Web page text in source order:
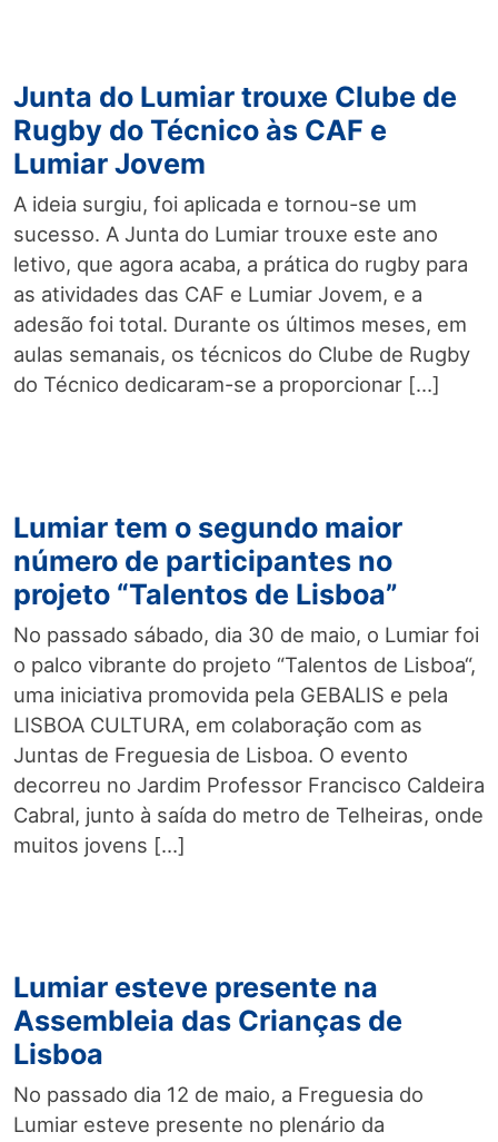
Junta do Lumiar trouxe Clube de
Rugby do Técnico às CAF e
Lumiar Jovem
A ideia surgiu, foi aplicada e tornou-se um
sucesso. A Junta do Lumiar trouxe este ano
letivo, que agora acaba, a prática do rugby para
as atividades das CAF e Lumiar Jovem, e a
adesão foi total. Durante os últimos meses, em
aulas semanais, os técnicos do Clube de Rugby
do Técnico dedicaram-se a proporcionar […]
Lumiar tem o segundo maior
número de participantes no
projeto “Talentos de Lisboa”
No passado sábado, dia 30 de maio, o Lumiar foi
o palco vibrante do projeto “Talentos de Lisboa“,
uma iniciativa promovida pela GEBALIS e pela
LISBOA CULTURA, em colaboração com as
Juntas de Freguesia de Lisboa. O evento
decorreu no Jardim Professor Francisco Caldeira
Cabral, junto à saída do metro de Telheiras, onde
muitos jovens […]
Lumiar esteve presente na
Assembleia das Crianças de
Lisboa
No passado dia 12 de maio, a Freguesia do
Lumiar esteve presente no plenário da